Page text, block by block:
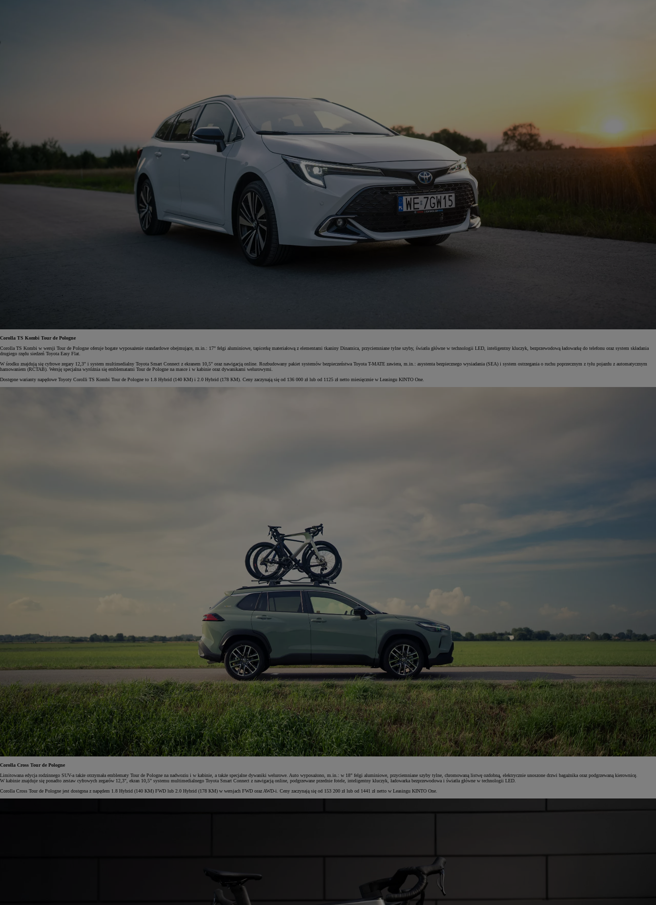
Od105 300 zł
Corolla Hatchback
HYBRID
Corolla TS Kombi Tour de Pologne
Corolla TS Kombi w wersji Tour de Pologne oferuje bogate wyposażenie standardowe obejmujące, m.in.: 17" felgi aluminiowe, tapicerkę materiałową z elementami tkaniny Dinamica, przyciemniane tylne szyby, światła główne w technologii LED, inteligentny kluczyk, bezprzewodową ładowarkę do telefonu oraz system składania
drugiego rzędu siedzeń Toyota Easy Flat.
W środku znajdują się cyfrowe zegary 12,3" i system multimedialny Toyota Smart Connect z ekranem 10,5" oraz nawigacją online. Rozbudowany pakiet systemów bezpieczeństwa Toyota T-MATE zawiera, m.in.: asystenta bezpiecznego wysiadania (SEA) i system ostrzegania o ruchu poprzecznym z tyłu pojazdu z automatycznym
hamowaniem (RCTAB). Wersję specjalna wyróżnia się emblematami Tour de Pologne na masce i w kabinie oraz dywanikami welurowymi.
Dostępne warianty napędowe Toyoty Corolli TS Kombi Tour de Pologne to 1.8 Hybrid (140 KM) i 2.0 Hybrid (178 KM). Ceny zaczynają się od 136 000 zł lub od 1125 zł netto miesięcznie w Leasingu KINTO One.
Corolla Cross Tour de Pologne
Limitowana edycja rodzinnego SUV-a także otrzymała emblematy Tour de Pologne na nadwoziu i w kabinie, a także specjalne dywaniki welurowe. Auto wyposażono, m.in.: w 18" felgi aluminiowe, przyciemniane szyby tylne, chromowaną listwę ozdobną, elektrycznie unoszone drzwi bagażnika oraz podgrzewaną kierownicę.
W kabinie znajduje się ponadto zestaw cyfrowych zegarów 12,3", ekran 10,5" systemu multimedialnego Toyota Smart Connect z nawigacją online, podgrzewane przednie fotele, inteligentny kluczyk, ładowarka bezprzewodowa i światła główne w technologii LED.
Corolla Cross Tour de Pologne jest dostępna z napędem 1.8 Hybrid (140 KM) FWD lub 2.0 Hybrid (178 KM) w wersjach FWD oraz AWD-i. Ceny zaczynają się od 153 200 zł lub od 1441 zł netto w Leasingu KINTO One.